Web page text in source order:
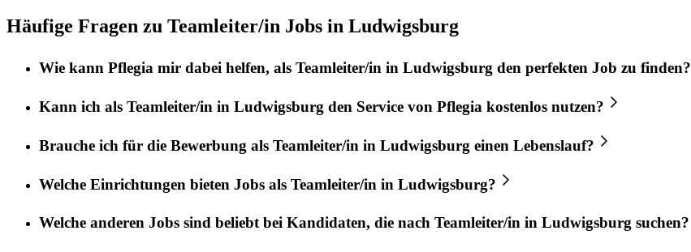
Häufige Fragen zu Teamleiter/in Jobs in Ludwigsburg
Wie kann Pflegia mir dabei helfen, als Teamleiter/in in Ludwigsburg den perfekten Job zu finden?
Kann ich als Teamleiter/in in Ludwigsburg den Service von Pflegia kostenlos nutzen?
Brauche ich für die Bewerbung als Teamleiter/in in Ludwigsburg einen Lebenslauf?
Welche Einrichtungen bieten Jobs als Teamleiter/in in Ludwigsburg?
Welche anderen Jobs sind beliebt bei Kandidaten, die nach Teamleiter/in in Ludwigsburg suchen?